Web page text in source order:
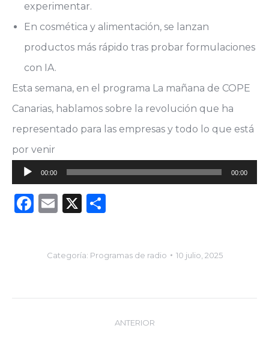
experimentar.
En cosmética y alimentación, se lanzan
productos más rápido tras probar formulaciones
con IA.
Esta semana, en el programa La mañana de COPE
Canarias, hablamos sobre la revolución que ha
representado para las empresas y todo lo que está
por venir
Reproductor
audio
00:00 00:00
Facebook
Email
X
Categoría: Programas de radio 10 julio, 2025
ANTERIOR